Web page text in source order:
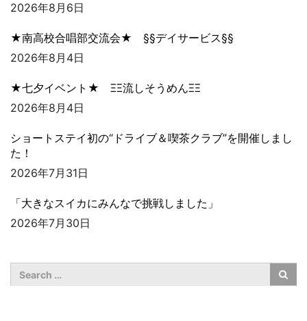
2026年8月6日
★南高校合唱部交流会★ §§デイサービス§§
2026年8月4日
★七夕イベント★ ΞΞ流しそうめんΞΞ
2026年8月4日
ショートステイ初の“ドライブ＆喫茶クラブ”を開催しまし
た！
2026年7月31日
「大きなスイカにみんなで挑戦しました」
2026年7月30日